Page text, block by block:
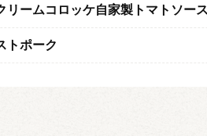
リームコロッケ自家製トマトソー
トポーク